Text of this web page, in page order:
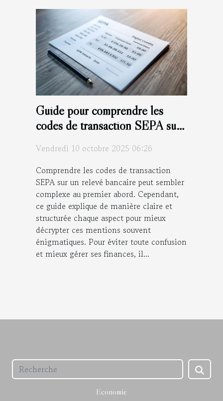
Guide pour comprendre les
codes de transaction SEPA sur
Vendredi 10 octobre 2025 06:26
Comprendre les codes de transaction
SEPA sur un relevé bancaire peut sembler
complexe au premier abord. Cependant,
ce guide explique de manière claire et
structurée chaque aspect pour mieux
décrypter ces mentions souvent
énigmatiques. Pour éviter toute confusion
et mieux gérer ses finances, il...
Economie